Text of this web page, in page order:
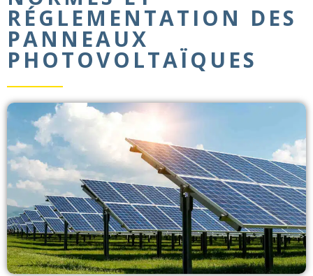
RÉGLEMENTATION DES
PANNEAUX
PHOTOVOLTAÏQUES